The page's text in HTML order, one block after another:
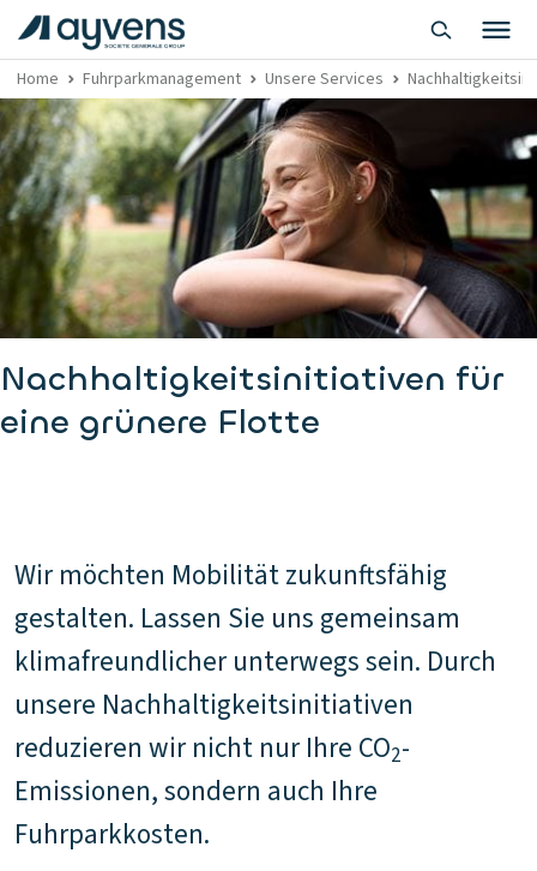
Home Fuhrparkmanagement Unsere Services
Nachhaltigkeitsinitiativen für
eine grünere Flotte
Wir möchten Mobilität zukunftsfähig
gestalten. Lassen Sie uns gemeinsam
klimafreundlicher unterwegs sein. Durch
unsere Nachhaltigkeitsinitiativen
reduzieren wir nicht nur Ihre CO2-
Emissionen, sondern auch Ihre
Fuhrparkkosten.